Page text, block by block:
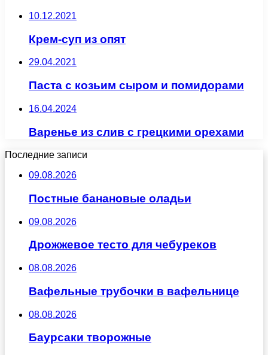
10.12.2021
Крем-суп из опят
29.04.2021
Паста с козьим сыром и помидорами
16.04.2024
Варенье из слив с грецкими орехами
Последние записи
09.08.2026
Постные банановые оладьи
09.08.2026
Дрожжевое тесто для чебуреков
08.08.2026
Вафельные трубочки в вафельнице
08.08.2026
Баурсаки творожные